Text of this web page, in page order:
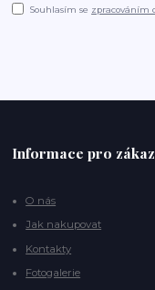
Souhlasím se zpracováním
Informace pro
O nás
Jak nakupovat
Kontakty
Fotogalerie